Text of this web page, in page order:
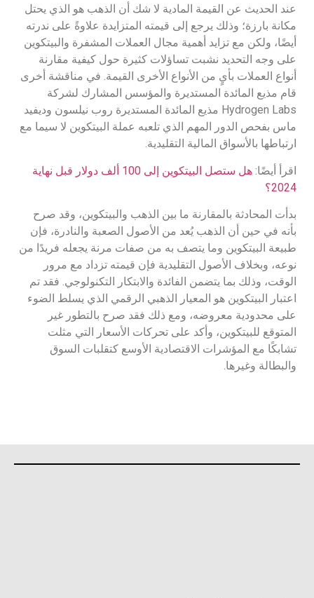
عند الحديث عن القيمة المادية لا شك أن الذهب هو الذي يحتل
مكانة بارزة؛ وذلك يرجع إلى قيمته المتزايدة علاوةً على ندرته
أيضًا، ولكن مع تزايد أهمية مجال العملات المشفرة والبيتكوين
على وجه التحديد نشبت تساؤلات كثيرة حول كيفية مقارنة
أنواع العملات بأيٍ من الأنواع الأخرى القيمة. في مناقشة أخرى
قام مذيع المائدة المستديرة والمؤسس المشارك لشركة
Hydrogen Labs مذيع المائدة المستديرة روب نيلسون وديفيد
ماس بفحص الدور المهم الذي تلعبه عملة البيتكوين لا سيما مع
ارتباطها بالأسواق المالية التقليدية.
اقرأ أيضًا:
هل ستصل البيتكوين إلى 100 ألف دولار قبل نهاية
2024؟
بدأت المحادثة بالمقارنة ما بين الذهب والبيتكوين، وقد صرح
بأنه في حين أن الذهب يُعد من الأصول الصعبة والنادرة، فإن
طبيعة البيتكوين وما يتصف به من صفات مرنة يجعله فريدًا من
نوعه، وبخلاف الأصول التقليدية فإن قيمته تزداد مع مرور
الوقت، وذلك بما يتضمن الفائدة والابتكار التكنولوجي. فقد تم
اعتبار البيتكوين هو المعيار الذهبي الرقمي الذي يسلط الضوء
على محدودية معروضه، ومع ذلك فقد صرح بالتطور غير
المتوقع للبيتكوين، وأكد على تحركات الأسعار التي مثلت
تشابكًا مع المؤشرات الاقتصادية الأوسع كتقلبات السوق
والبطالة وغيرها.